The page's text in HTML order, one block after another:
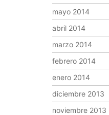
mayo 2014
abril 2014
marzo 2014
febrero 2014
enero 2014
diciembre 2013
noviembre 2013